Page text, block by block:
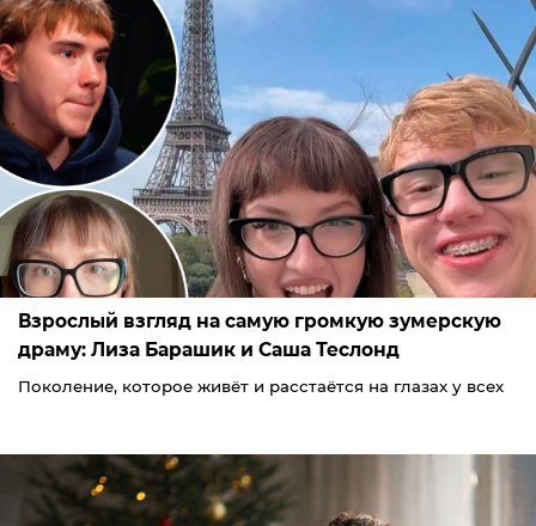
Взрослый взгляд на самую громкую зумерскую
драму: Лиза Барашик и Саша Теслонд
Поколение, которое живёт и расстаётся на глазах у всех